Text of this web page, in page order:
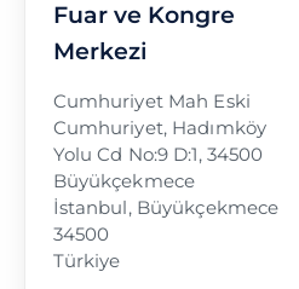
Fuar ve Kongre
Merkezi
Cumhuriyet Mah Eski
Cumhuriyet, Hadımköy
Yolu Cd No:9 D:1, 34500
Büyükçekmece
İstanbul, Büyükçekmece
34500
Türkiye